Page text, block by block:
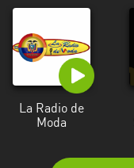
La Radio de
Moda